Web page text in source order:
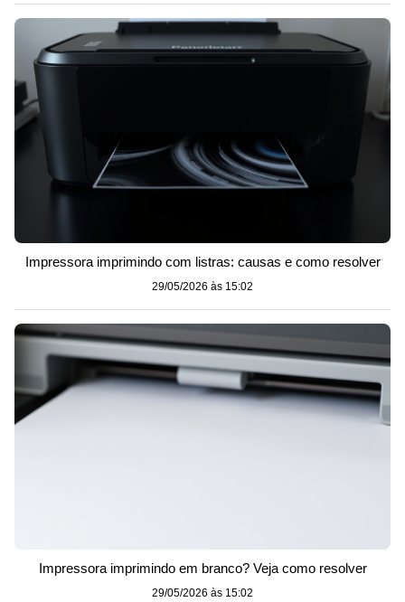
Impressora imprimindo com listras: causas e como resolver
29/05/2026 às 15:02
Impressora imprimindo em branco? Veja como resolver
29/05/2026 às 15:02